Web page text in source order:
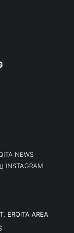
NEWS
INSTAGRAM
ERQITA AREA